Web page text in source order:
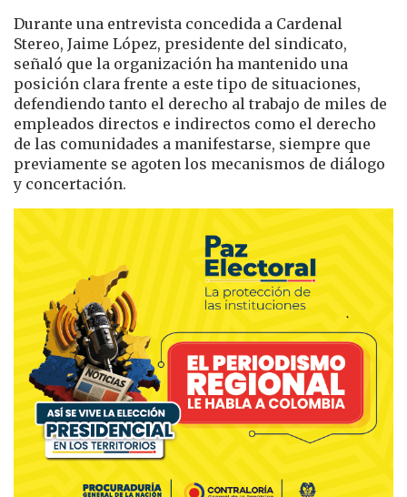
Durante una entrevista concedida a Cardenal
Stereo, Jaime López, presidente del sindicato,
señaló que la organización ha mantenido una
posición clara frente a este tipo de situaciones,
defendiendo tanto el derecho al trabajo de miles de
empleados directos e indirectos como el derecho
de las comunidades a manifestarse, siempre que
previamente se agoten los mecanismos de diálogo
y concertación.